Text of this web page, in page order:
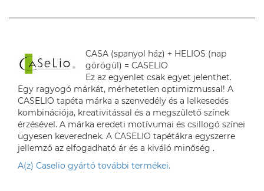
CASA (spanyol ház) + HELIOS (nap
görögül) = CASELIO
Ez az egyenlet csak egyet jelenthet.
Egy ragyogó márkát, mérhetetlen optimizmussal! A
CASELIO tapéta márka a szenvedély és a lelkesedés
kombinációja, kreativitással és a megszülető színek
érzésével. A márka eredeti motívumai és csillogó színei
ügyesen keverednek. A CASELIO tapétákra egyszerre
jellemző az elfogadható ár és a kiváló minőség .
A(z) Caselio gyártó további termékei.